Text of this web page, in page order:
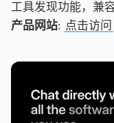
工具发现功能，兼
产品网站: 点击访问